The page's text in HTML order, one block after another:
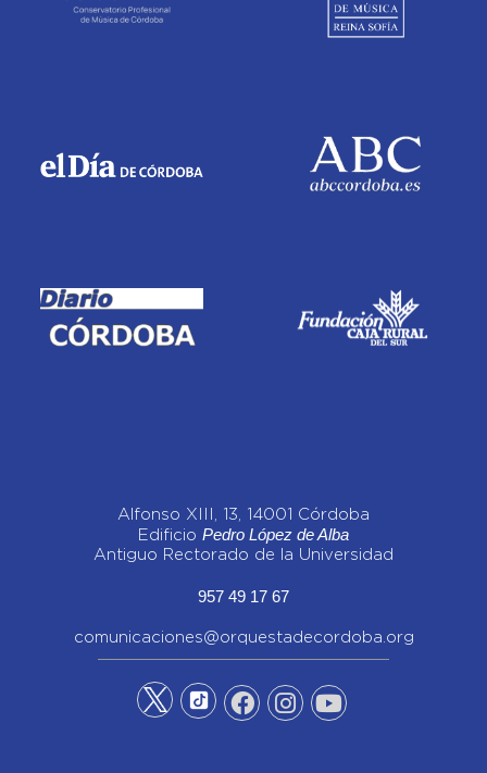
Alfonso XIII, 13, 14001 Córdoba
Edificio Pedro López de Alba
Antiguo Rectorado de la Universidad
957 49 17 67
comunicaciones@orquestadecordoba.org